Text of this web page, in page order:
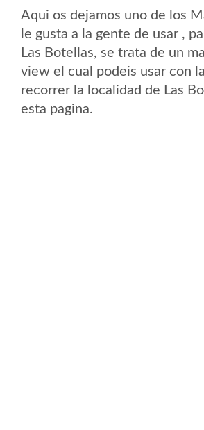
Aqui os dejamos uno de los
le gusta a la gente de usar ,
Las Botellas, se trata de un
view el cual podeis usar con
recorrer la localidad de Las
esta pagina.